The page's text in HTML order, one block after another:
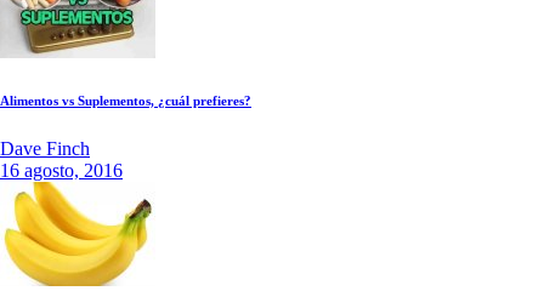
Alimentos vs Suplementos, ¿cuál prefieres?
Dave Finch
16 agosto, 2016